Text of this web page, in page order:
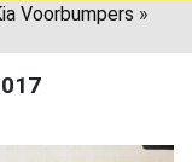
Voorbumpers »